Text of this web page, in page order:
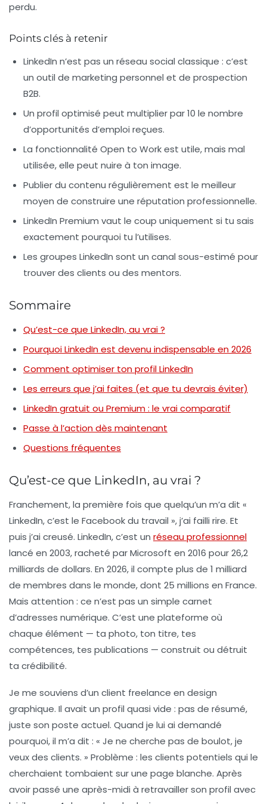
perdu.
Points clés à retenir
LinkedIn n’est pas un réseau social classique : c’est
un outil de marketing personnel et de prospection
B2B.
Un profil optimisé peut multiplier par 10 le nombre
d’opportunités d’emploi reçues.
La fonctionnalité Open to Workest utile, mais mal
utilisée, elle peut nuire à ton image.
Publier du contenu régulièrement est le meilleur
moyen de construire une réputation professionnelle.
LinkedIn Premium vaut le coup uniquement si tu sais
exactement pourquoi tu l’utilises.
Les groupes LinkedIn sont un canal sous-estimé pour
trouver des clients ou des mentors.
Sommaire
Qu’est-ce que LinkedIn, au vrai ?
Pourquoi LinkedIn est devenu indispensable en 2026
Comment optimiser ton profil LinkedIn
Les erreurs que j’ai faites (et que tu devrais éviter)
LinkedIn gratuit ou Premium : le vrai comparatif
Passe à l’action dès maintenant
Questions fréquentes
Qu’est-ce que LinkedIn, au vrai ?
Franchement, la première fois que quelqu’un m’a dit «
LinkedIn, c’est le Facebook du travail », j’ai failli rire. Et
puis j’ai creusé. LinkedIn, c’est un réseau professionnel
lancé en 2003, racheté par Microsoft en 2016 pour 26,2
milliards de dollars. En 2026, il compte plus de 1 milliard
de membres dans le monde, dont 25 millions en France.
Mais attention : ce n’est pas un simple carnet
d’adresses numérique. C’est une plateforme où
chaque élément — ta photo, ton titre, tes
compétences, tes publications — construit ou détruit
ta crédibilité.
Je me souviens d’un client freelance en design
graphique. Il avait un profil quasi vide : pas de résumé,
juste son poste actuel. Quand je lui ai demandé
pourquoi, il m’a dit : « Je ne cherche pas de boulot, je
veux des clients. » Problème : les clients potentiels qui le
cherchaient tombaient sur une page blanche. Après
avoir passé une après-midi à retravailler son profil avec